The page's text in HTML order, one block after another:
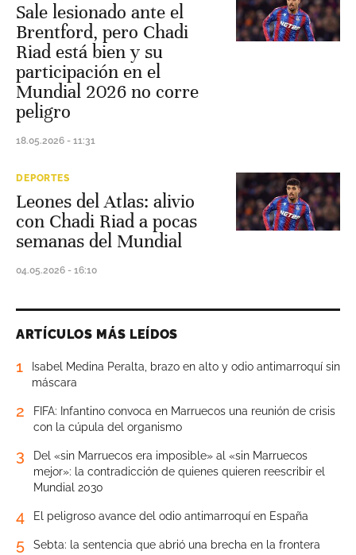
Sale lesionado ante el
Brentford, pero Chadi
Riad está bien y su
participación en el
Mundial 2026 no corre
peligro
18.05.2026 - 11:31
DEPORTES
Leones del Atlas: alivio
con Chadi Riad a pocas
semanas del Mundial
04.05.2026 - 16:10
ARTÍCULOS MÁS LEÍDOS
1
Isabel Medina Peralta, brazo en alto y odio antimarroquí sin
máscara
2
FIFA: Infantino convoca en Marruecos una reunión de crisis
con la cúpula del organismo
3
Del «sin Marruecos era imposible» al «sin Marruecos
mejor»: la contradicción de quienes quieren reescribir el
Mundial 2030
4 El peligroso avance del odio antimarroquí en España
5 Sebta: la sentencia que abrió una brecha en la frontera